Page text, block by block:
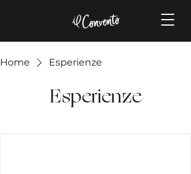
Home Esperienze
Esperienze